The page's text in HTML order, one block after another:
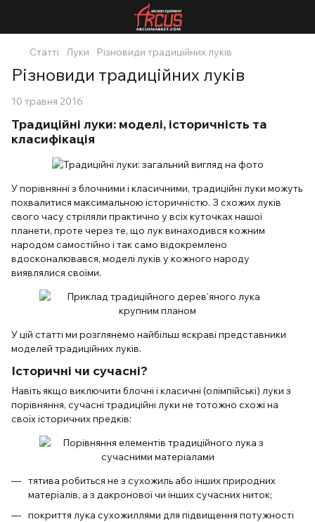
Статті Луки Різновиди традиційних луків
Різновиди традиційних луків
10 травня 2016
Традиційні луки: моделі, історичність та
класифікація
У порівнянні з блочними і класичними, традиційні луки можуть
похвалитися максимальною історичністю. З схожих луків
свого часу стріляли практично у всіх куточках нашої
планети, проте через те, що лук винаходився кожним
народом самостійно і так само відокремлено
вдосконалювався, моделі луків у кожного народу
виявлялися своїми.
У цій статті ми розглянемо найбільш яскраві представники
моделей традиційних луків.
Історичні чи сучасні?
Навіть якщо виключити блочні і класичні (олімпійські) луки з
порівняння, сучасні традиційні луки не тотожно схожі на
своїх історичних предків:
тятива робиться не з сухожиль або інших природних
матеріалів, а з дакронової чи інших сучасних ниток;
покриття лука сухожиллями для підвищення потужності